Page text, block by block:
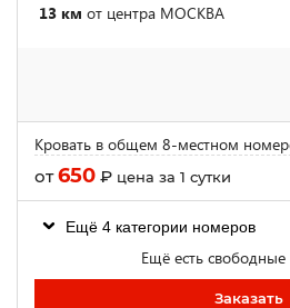
13 км от центра МОСКВА
Кровать в общем 8-местном
от650 ₽ цена за 1 сутки
Ещё 4 категории номеров
Ещё есть
Заказать